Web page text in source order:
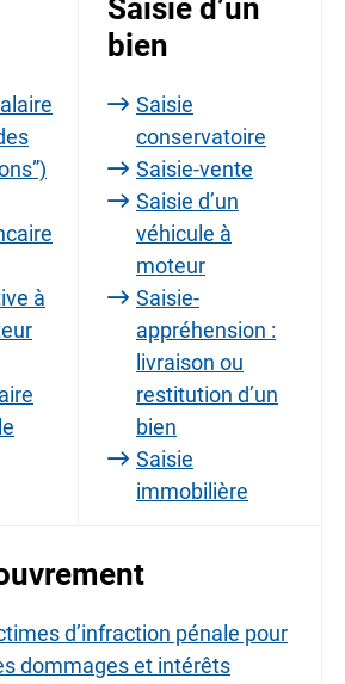
à
Saisie d’un
bien
Saisie
conservatoire
Saisie-vente
Saisie d’un
véhicule à
moteur
Saisie-
appréhension :
livraison ou
restitution d’un
bien
Saisie
immobilière
d’infraction pénale pour
dommages et intérêts